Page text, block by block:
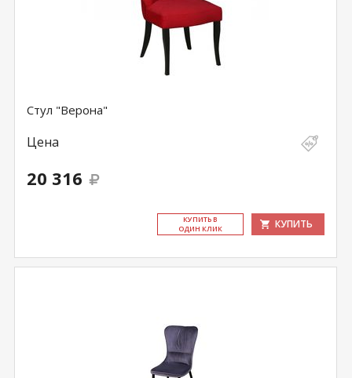
Стул "Верона"
Цена
20 316
КУ­ПИТЬ В
ОДИН КЛИК
КУПИТЬ